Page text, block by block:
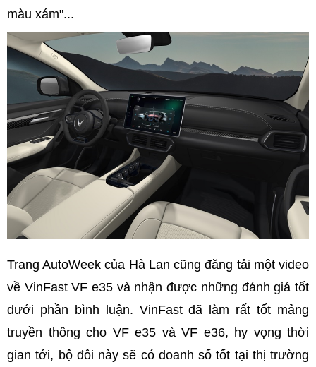
màu xám"...
Trang AutoWeek của Hà Lan cũng đăng tải một video
về VinFast VF e35 và nhận được những đánh giá tốt
dưới phần bình luận. VinFast đã làm rất tốt mảng
truyền thông cho VF e35 và VF e36, hy vọng thời
gian tới, bộ đôi này sẽ có doanh số tốt tại thị trường